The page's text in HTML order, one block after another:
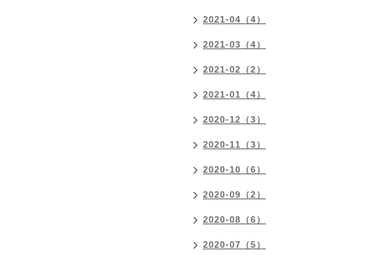
2021-04（4）
2021-03（4）
2021-02（2）
2021-01（4）
2020-12（3）
2020-11（3）
2020-10（6）
2020-09（2）
2020-08（6）
2020-07（5）